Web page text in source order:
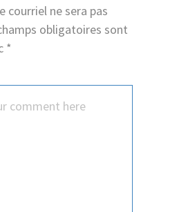
courriel ne sera pas
obligatoires sont
*